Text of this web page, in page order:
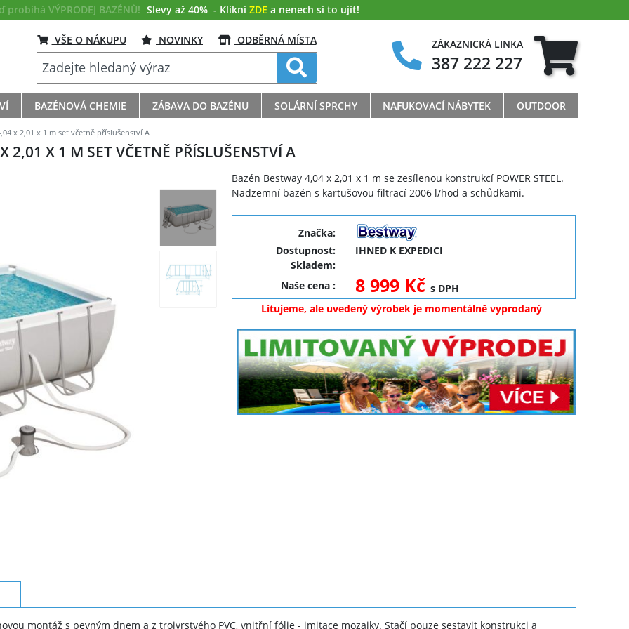
probíhá VÝPRODEJ BAZÉNŮ! Slevy až 40% - Klikni ZDE a nenech si to ujít!
VŠE O NÁKUPU NOVINKY ODBĚRNÁ MÍSTA ZÁKAZNICKÁ LINKA
387 222 227
BAZÉNOVÁ CHEMIE ZÁBAVA DO BAZÉNU SOLÁRNÍ SPRCHY NAFUKOVACÍ NÁBYTEK OUTDOOR
x 2,01 x 1 m set včetně příslušenství A
2,01 X 1 M SET VČETNĚ PŘÍSLUŠENSTVÍ A
Bazén Bestway 4,04 x 2,01 x 1 m se zesílenou konstrukcí POWER STEEL.
Nadzemní bazén s kartušovou filtrací 2006 l/hod a schůdkami.
Značka:
Dostupnost:
IHNED K EXPEDICI
Skladem:
Naše cena: 8 999 Kčs DPH
Litujeme, ale uvedený výrobek je momentálně vyprodaný
montáž s pevným dnem a z trojvrstvého PVC, vnitřní fólie - imitace mozaiky. Stačí pouze sestavit konstrukci a